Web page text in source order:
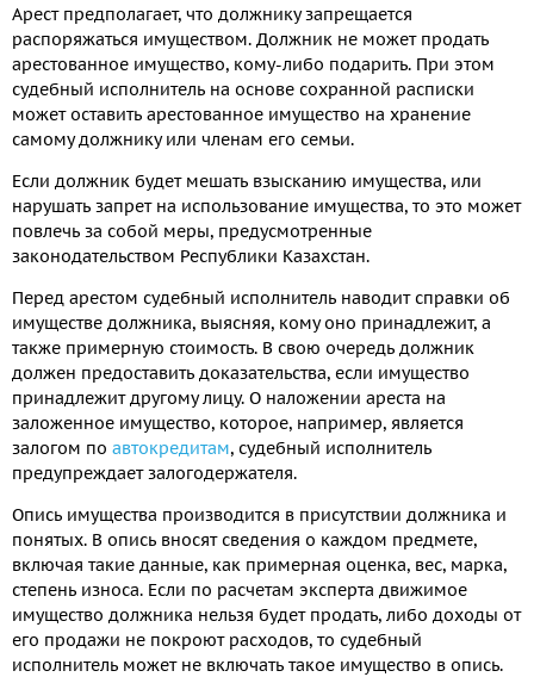
Арест предполагает, что должнику запрещается
распоряжаться имуществом. Должник не может продать
арестованное имущество, кому-либо подарить. При этом
судебный исполнитель на основе сохранной расписки
может оставить арестованное имущество на хранение
самому должнику или членам его семьи.
Если должник будет мешать взысканию имущества, или
нарушать запрет на использование имущества, то это может
повлечь за собой меры, предусмотренные
законодательством Республики Казахстан.
Перед арестом судебный исполнитель наводит справки об
имуществе должника, выясняя, кому оно принадлежит, а
также примерную стоимость. В свою очередь должник
должен предоставить доказательства, если имущество
принадлежит другому лицу. О наложении ареста на
заложенное имущество, которое, например, является
залогом по автокредитам, судебный исполнитель
предупреждает залогодержателя.
Опись имущества производится в присутствии должника и
понятых. В опись вносят сведения о каждом предмете,
включая такие данные, как примерная оценка, вес, марка,
степень износа. Если по расчетам эксперта движимое
имущество должника нельзя будет продать, либо доходы от
его продажи не покроют расходов, то судебный
исполнитель может не включать такое имущество в опись.